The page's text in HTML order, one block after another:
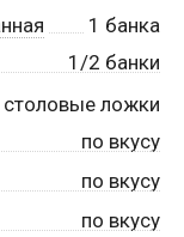
1 банка
1/2 банки
столовые ложки
по вкусу
по вкусу
по вкусу